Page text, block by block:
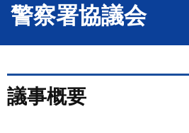
警察署協議会
議事概要